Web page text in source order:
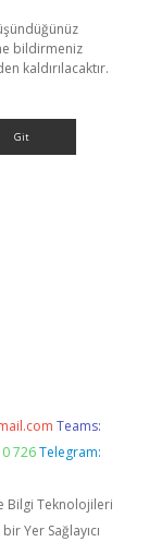
bildirmeniz
kaldırılacaktır.
Teams:
726 Telegram:
Bilgi Teknolojileri
Yer Sağlayıcı